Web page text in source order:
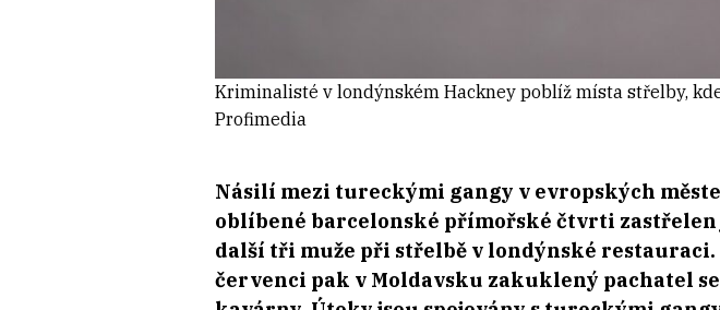
Kriminalisté v londýnském Hackney poblíž místa střelby,
Profimedia
Násilí mezi tureckými gangy v evropských
oblíbené barcelonské přímořské čtvrti
další tři muže při střelbě v londýnské
červenci pak v Moldavsku zakuklený pachatel